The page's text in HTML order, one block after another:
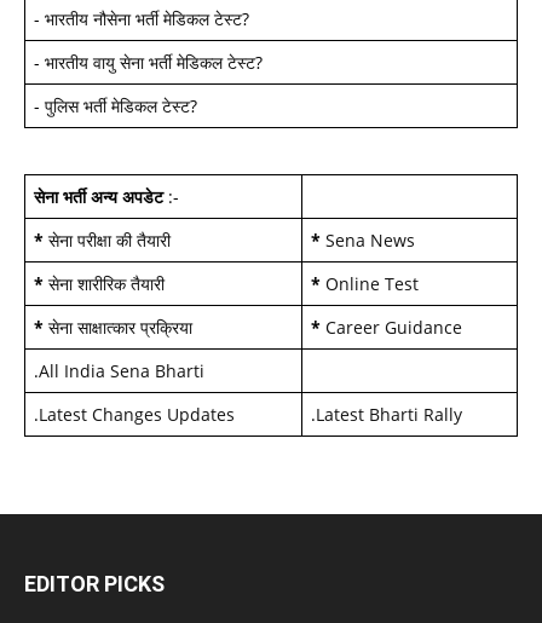
- भारतीय नौसेना भर्ती मेडिकल टेस्ट?
- भारतीय वायु सेना भर्ती मेडिकल टेस्ट?
- पुलिस भर्ती मेडिकल टेस्ट?
सेना भर्ती अन्य अपडेट:-
* सेना परीक्षा की तैयारी * Sena News
* सेना शारीरिक तैयारी * Online Test
* सेना साक्षात्कार प्रक्रिया * Career Guidance
.All India Sena Bharti
.Latest Changes Updates .Latest Bharti Rally
EDITOR PICKS